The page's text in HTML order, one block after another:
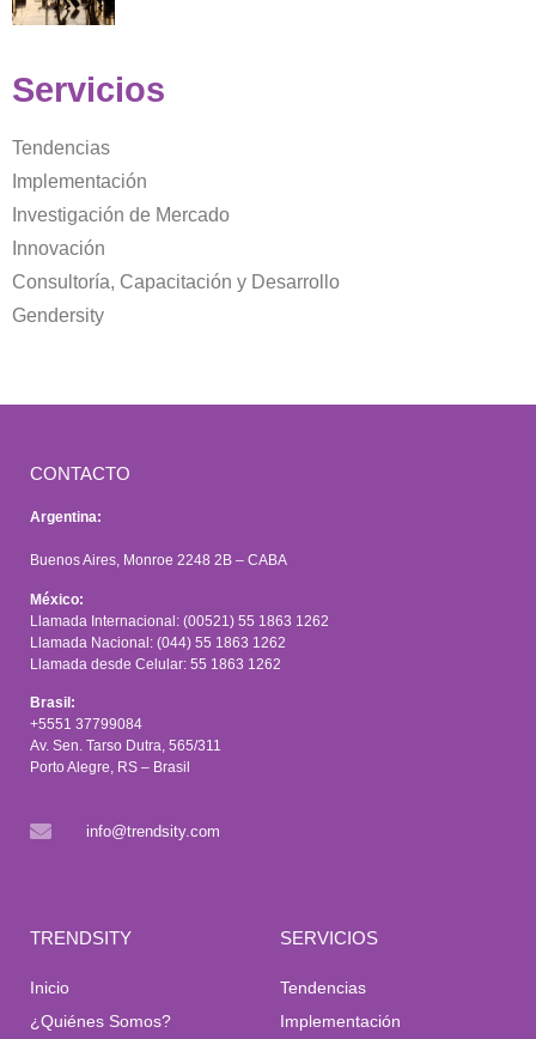
Servicios
Tendencias
Implementación
Investigación de Mercado
Innovación
Consultoría, Capacitación y Desarrollo
Gendersity
CONTACTO
Argentina:
Buenos Aires, Monroe 2248 2B – CABA
México:
Llamada Internacional: (00521) 55 1863 1262
Llamada Nacional: (044) 55 1863 1262
Llamada desde Celular: 55 1863 1262
Brasil:
+5551 37799084
Av. Sen. Tarso Dutra, 565/311
Porto Alegre, RS – Brasil
info@trendsity.com
TRENDSITY
Inicio
¿Quiénes Somos?
SERVICIOS
Tendencias
Implementación